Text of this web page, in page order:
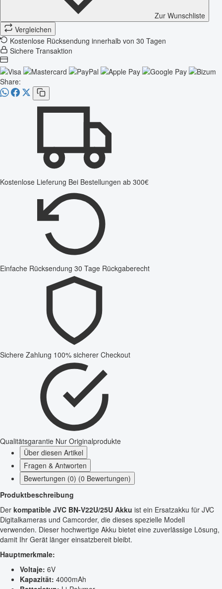
Zur Wunschliste
Vergleichen
Kostenlose Rücksendung innerhalb von 30 Tagen
Sichere Transaktion
Share:
Kostenlose Lieferung Bei Bestellungen ab 300€
Einfache Rücksendung 30 Tage Rückgaberecht
Sichere Zahlung 100% sicherer Checkout
Qualitätsgarantie Nur Originalprodukte
Über diesen Artikel
Fragen & Antworten
Bewertungen (0) (0 Bewertungen)
Produktbeschreibung
Der kompatible JVC BN-V22U/25U Akku ist ein Ersatzakku für JVC
Digitalkameras und Camcorder, die dieses spezielle Modell
verwenden. Dieser hochwertige Akku bietet eine zuverlässige Lösung,
damit Ihr Gerät länger einsatzbereit bleibt.
Hauptmerkmale:
Voltaje: 6V
Kapazität: 4000mAh